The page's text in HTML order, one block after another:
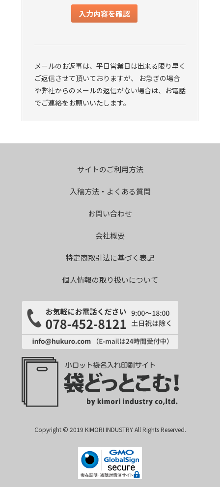
メールのお返事は、平日営業日は出来る限り早く
ご返信させて頂いておりますが、 お急ぎの場合
や弊社からのメールの返信がない場合は、お電話
でご連絡をお願いいたします。
サイトのご利用方法
入稿方法・よくある質問
お問い合わせ
会社概要
特定商取引法に基づく表記
個人情報の取り扱いについて
Copyright © 2019 KIMORI INDUSTRY All Rights Reserved.